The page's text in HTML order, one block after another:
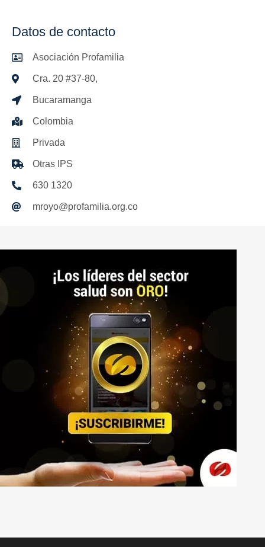
Datos de contacto
Asociación Profamilia
Cra. 20 #37-80,
Bucaramanga
Colombia
Privada
Otras IPS
630 1320
mroyo@profamilia.org.co